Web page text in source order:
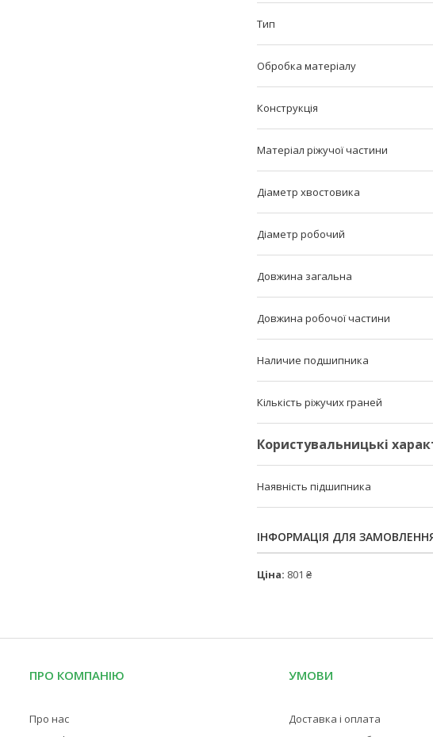
Тип
Обробка матеріалу
Конструкція
Матеріал ріжучої частини
Діаметр хвостовика
Діаметр робочий
Довжина загальна
Довжина робочої частини
Наличие подшипника
Кількість ріжучих граней
Користувальницькі
Наявність підшипника
ІНФОРМАЦІЯ ДЛЯ
Ціна: 801 ₴
ПРО КОМПАНІЮ
Про нас
УМОВИ
Доставка і оплата